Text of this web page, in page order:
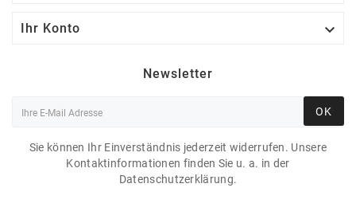
Ihr Konto 
Newsletter
OK
Sie können Ihr Einverständnis jederzeit widerrufen. Unsere
Kontaktinformationen finden Sie u. a. in der
Datenschutzerklärung.